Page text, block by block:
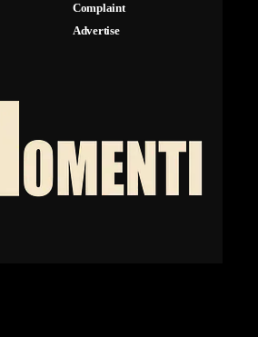
Complaint
Advertise